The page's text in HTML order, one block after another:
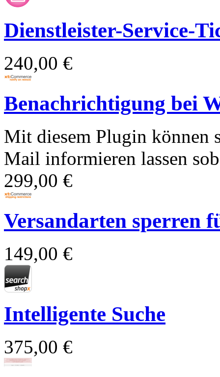
Dienstleister-Service-
240,00 €
Benachrichtigung bei
Mit diesem Plugin können
Mail informieren lassen
299,00 €
Versandarten sperren
149,00 €
Intelligente Suche
375,00 €